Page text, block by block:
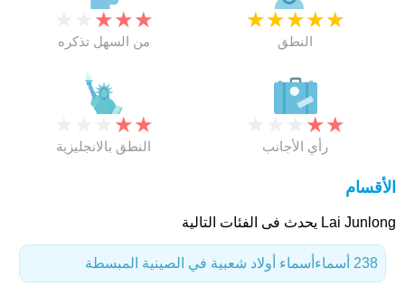
★
★
★
من السهل تذكره
★
★
★
★
★
النطق
★
★
النطق بالانجليزية
★
★
رأي الأجانب
الأقسام
Lai Junlong يحدث فى الفئات التالية
أسماء أولاد شعبية في الصينية المبسطة 238 أسماء